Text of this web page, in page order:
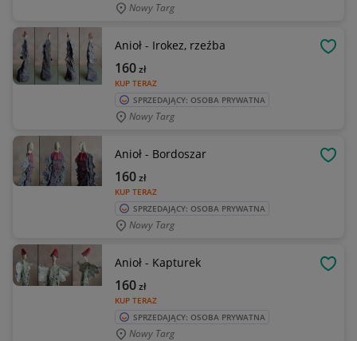
Nowy Targ
Anioł - Irokez, rzeźba
KUP TERAZ
160zł
SPRZEDAJĄCY: OSOBA PRYWATNA
Nowy Targ
Anioł - Bordoszar
KUP TERAZ
160zł
SPRZEDAJĄCY: OSOBA PRYWATNA
Nowy Targ
Anioł - Kapturek
KUP TERAZ
160zł
SPRZEDAJĄCY: OSOBA PRYWATNA
Nowy Targ